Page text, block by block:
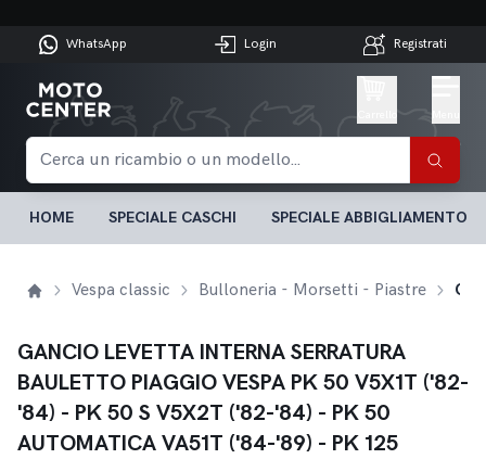
WhatsApp Login Registrati
HOME SPECIALE CASCHI SPECIALE ABBIGLIAMENTO
Vespa classic Bulloneria - Morsetti - Piastre
GANCIO LEVETTA INTERNA SERRATURA
BAULETTO PIAGGIO VESPA PK 50 V5X1T ('82-
'84) - PK 50 S V5X2T ('82-'84) - PK 50
AUTOMATICA VA51T ('84-'89) - PK 125